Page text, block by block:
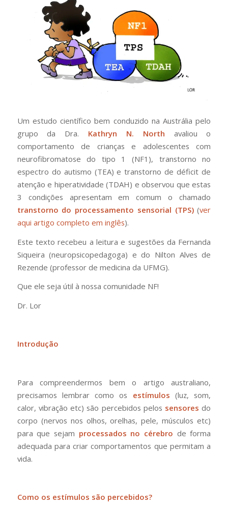
Um estudo científico bem conduzido na Austrália pelo
grupo da Dra. Kathryn N. North avaliou o
comportamento de crianças e adolescentes com
neurofibromatose do tipo 1 (NF1), transtorno no
espectro do autismo (TEA) e transtorno de déficit de
atenção e hiperatividade (TDAH) e observou que estas
3 condições apresentam em comum o chamado
transtorno do processamento sensorial (TPS)(ver
aqui artigo completo em inglês).
Este texto recebeu a leitura e sugestões da Fernanda
Siqueira (neuropsicopedagoga) e do Nilton Alves de
Rezende (professor de medicina da UFMG).
Que ele seja útil à nossa comunidade NF!
Dr. Lor
Introdução
Para compreendermos bem o artigo australiano,
precisamos lembrar como os estímulos(luz, som,
calor, vibração etc) são percebidos pelos sensores do
corpo (nervos nos olhos, orelhas, pele, músculos etc)
para que sejam processados no cérebro de forma
adequada para criar comportamentos que permitam a
vida.
Como os estímulos são percebidos?